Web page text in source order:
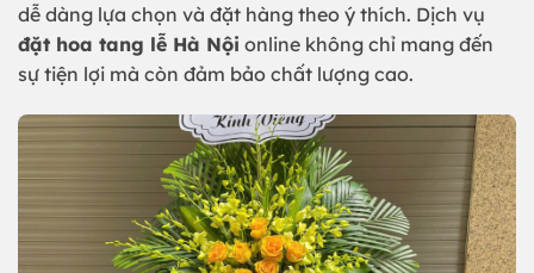
dễ dàng lựa chọn và đặt hàng theo ý thích. Dịch vụ
đặt hoa tang lễ Hà Nội online không chỉ mang đến
sự tiện lợi mà còn đảm bảo chất lượng cao.